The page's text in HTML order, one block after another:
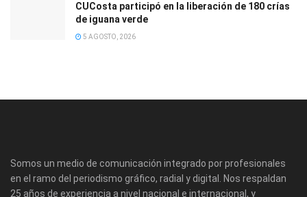
CUCosta participó en la liberación de 180 crías
de iguana verde
5 AGOSTO, 2026
Somos un medio de comunicación integrado por profesionales
en el ramo del periodismo gráfico, radial y digital. Nos respaldan
25 años de experiencia a nivel nacional e internacional, y